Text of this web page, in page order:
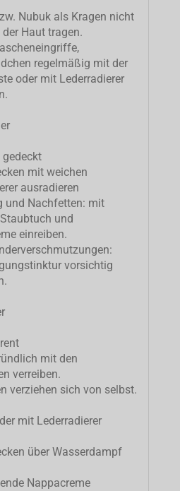
Nubuk als Kragen nicht
Haut tragen.
regelmäßig mit der
oder mit Lederradierer
mit weichen
ausradieren
und Nachfetten: mit
und
einreiben.
vorsichtig
mit den
verreiben.
verziehen sich von selbst.
mit Lederradierer
über Wasserdampf
Nappacreme